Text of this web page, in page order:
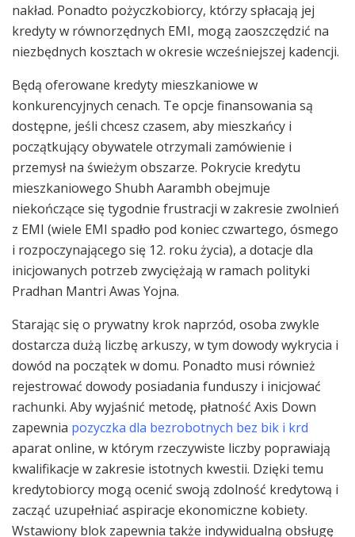
nakład. Ponadto pożyczkobiorcy, którzy spłacają jej
kredyty w równorzędnych EMI, mogą zaoszczędzić na
niezbędnych kosztach w okresie wcześniejszej kadencji.
Będą oferowane kredyty mieszkaniowe w
konkurencyjnych cenach. Te opcje finansowania są
dostępne, jeśli chcesz czasem, aby mieszkańcy i
początkujący obywatele otrzymali zamówienie i
przemysł na świeżym obszarze. Pokrycie kredytu
mieszkaniowego Shubh Aarambh obejmuje
niekończące się tygodnie frustracji w zakresie zwolnień
z EMI (wiele EMI spadło pod koniec czwartego, ósmego
i rozpoczynającego się 12. roku życia), a dotacje dla
inicjowanych potrzeb zwyciężają w ramach polityki
Pradhan Mantri Awas Yojna.
Starając się o prywatny krok naprzód, osoba zwykle
dostarcza dużą liczbę arkuszy, w tym dowody wykrycia i
dowód na początek w domu. Ponadto musi również
rejestrować dowody posiadania funduszy i inicjować
rachunki. Aby wyjaśnić metodę, płatność Axis Down
zapewnia pozyczka dla bezrobotnych bez bik i krd
aparat online, w którym rzeczywiste liczby poprawiają
kwalifikacje w zakresie istotnych kwestii. Dzięki temu
kredytobiorcy mogą ocenić swoją zdolność kredytową i
zacząć uzupełniać aspiracje ekonomiczne kobiety.
Wstawiony blok zapewnia także indywidualną obsługę